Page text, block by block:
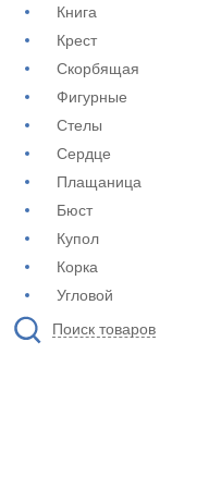
Книга
Крест
Скорбящая
Фигурные
Стелы
Сердце
Плащаница
Бюст
Купол
Корка
Угловой
Поиск товаров